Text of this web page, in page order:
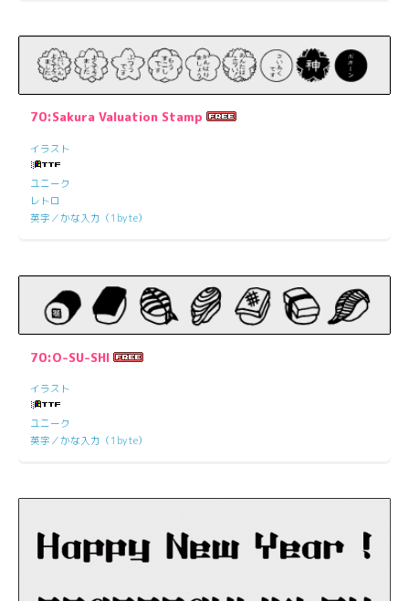
70:Sakura Valuation Stamp
イラスト
ユニーク
レトロ
英字／かな入力（1byte）
70:O-SU-SHI
イラスト
ユニーク
英字／かな入力（1byte）